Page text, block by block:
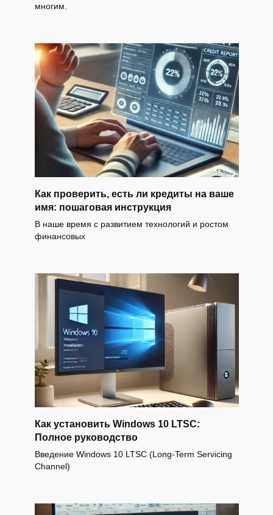
многим.
Как проверить, есть ли кредиты на ваше
имя: пошаговая инструкция
В наше время с развитием технологий и ростом
финансовых
Как установить Windows 10 LTSC:
Полное руководство
Введение Windows 10 LTSC (Long-Term Servicing
Channel)